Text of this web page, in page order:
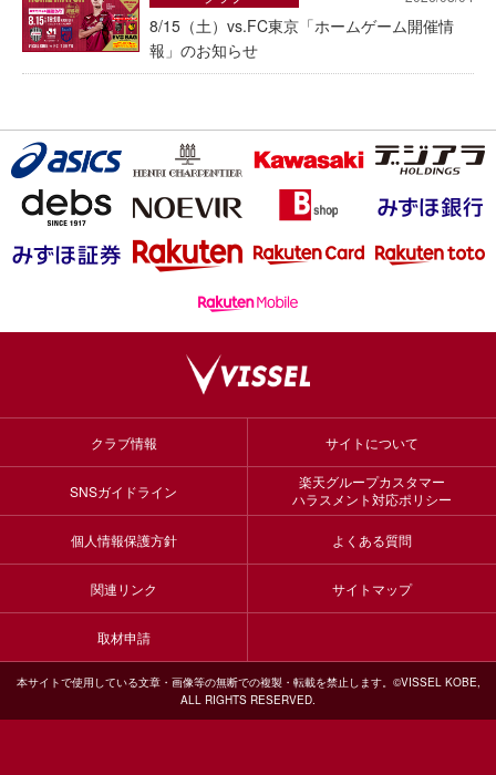
8/15（土）vs.FC東京「ホームゲーム開催情
報」のお知らせ
クラブ情報 サイトについて
SNSガイドライン
楽天グループカスタマー
ハラスメント対応ポリシー
個人情報保護方針 よくある質問
関連リンク サイトマップ
取材申請
本サイトで使用している文章・画像等の無断での複製・転載を禁止します。©VISSEL KOBE,
ALL RIGHTS RESERVED.